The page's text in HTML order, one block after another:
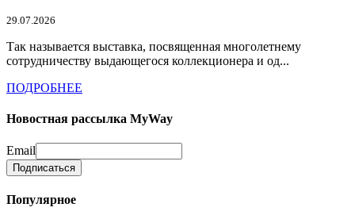
29.07.2026
Так называется выставка, посвященная многолетнему
сотрудничеству выдающегося коллекционера и од...
ПОДРОБНЕЕ
Новостная рассылка MyWay
Email
Популярное